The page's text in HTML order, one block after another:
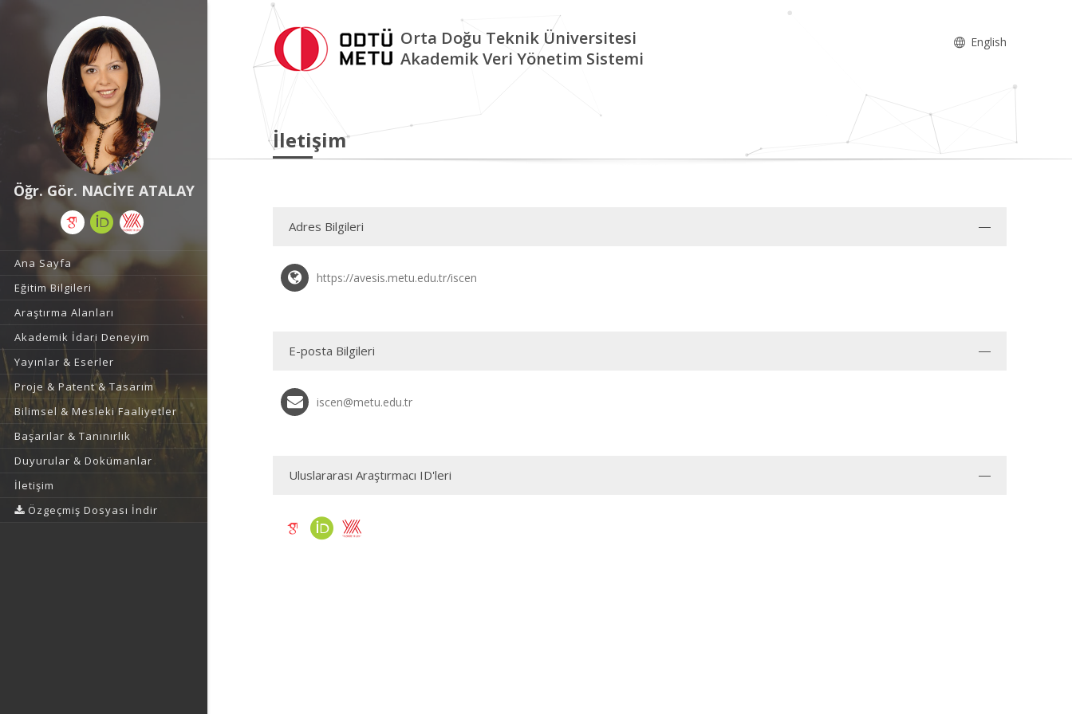
Öğr. Gör. NACİYE ATALAY
Ana Sayfa
Eğitim Bilgileri
Araştırma Alanları
Akademik İdari Deneyim
Yayınlar & Eserler
Proje & Patent & Tasarım
Bilimsel & Mesleki Faaliyetler
Başarılar & Tanınırlık
Duyurular & Dokümanlar
İletişim
Özgeçmiş Dosyası İndir
Orta Doğu Teknik Üniversitesi
Akademik Veri Yönetim Sistemi
English
İletişim
Adres Bilgileri
https://avesis.metu.edu.tr/iscen
E-posta Bilgileri
iscen@metu.edu.tr
Uluslararası Araştırmacı ID'leri